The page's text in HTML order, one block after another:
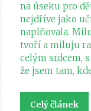
na úseku pro
nejdříve jako
naplňovala.
tvoří a miluju
celým srdcem,
že jsem tam,
Celý článek